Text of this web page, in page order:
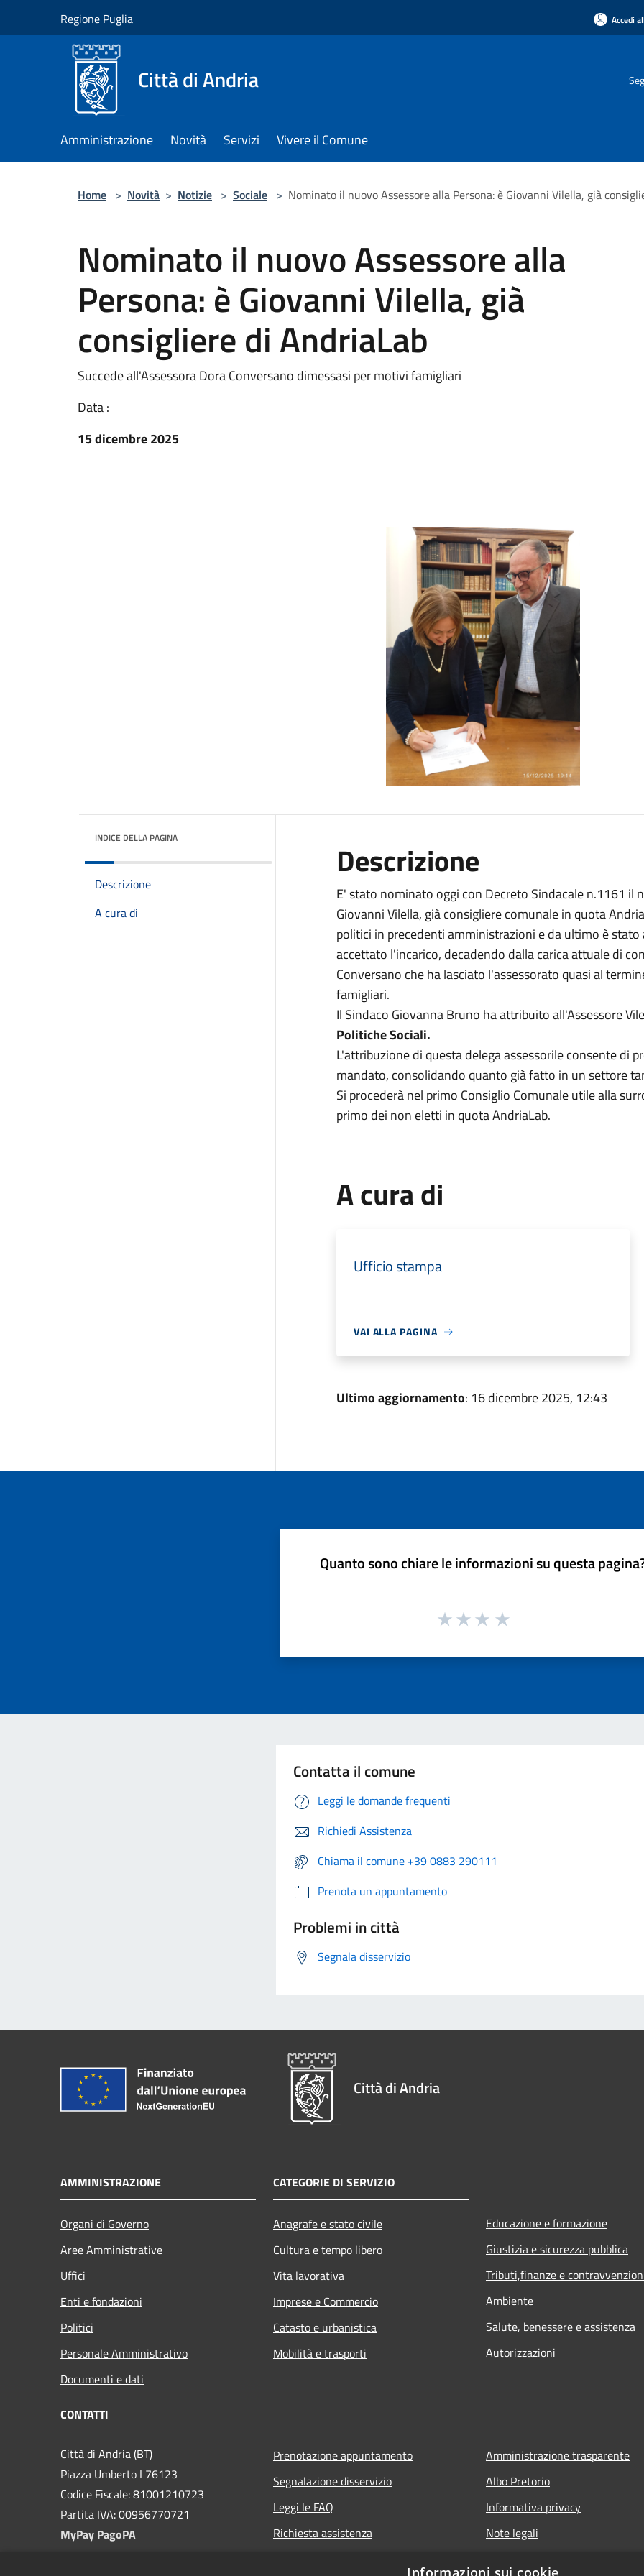
Regione Puglia Accedi
Città di Andria
Amministrazione Novità Servizi Vivere il Comune
Home > Novità > Notizie > Sociale > Nominato il nuovo Assessore alla Persona: è Giovanni Vilella, già
Nominato il nuovo Assessore alla
Persona: è Giovanni Vilella, già
consigliere di AndriaLab
Succede all'Assessora Dora Conversano dimessasi per motivi famigliari
Data :
15 dicembre 2025
INDICE DELLA PAGINA
Descrizione
A cura di
Descrizione
E' stato nominato oggi con Decreto Sindacale n.1161 il
Giovanni Vilella, già consigliere comunale in quota
politici in precedenti amministrazioni e da ultimo è
accettato l'incarico, decadendo dalla carica attuale di
Conversano che ha lasciato l'assessorato quasi al
famigliari.
Il Sindaco Giovanna Bruno ha attribuito all'Assessore
Politiche Sociali.
L'attribuzione di questa delega assessorile consente di
mandato, consolidando quanto già fatto in un settore
Si procederà nel primo Consiglio Comunale utile alla
primo dei non eletti in quota AndriaLab.
A cura di
Ufficio stampa
VAI ALLA PAGINA
Ultimo aggiornamento: 16 dicembre 2025, 12:43
Quanto sono chiare le informazioni su questa
Contatta il comune
Leggi le domande frequenti
Richiedi Assistenza
Chiama il comune +39 0883 290111
Prenota un appuntamento
Problemi in città
Segnala disservizio
Città di Andria
AMMINISTRAZIONE
Organi di Governo
Aree Amministrative
Uffici
Enti e fondazioni
Politici
Personale Amministrativo
Documenti e dati
CATEGORIE DI SERVIZIO
Anagrafe e stato civile
Cultura e tempo libero
Vita lavorativa
Imprese e Commercio
Catasto e urbanistica
Mobilità e trasporti
Educazione e formazione
Giustizia e sicurezza pubblica
Tributi,finanze e
Ambiente
Salute, benessere e assistenza
Autorizzazioni
CONTATTI
Città di Andria (BT)
Piazza Umberto I 76123
Codice Fiscale: 81001210723
Partita IVA: 00956770721
MyPay PagoPA
Prenotazione appuntamento
Segnalazione disservizio
Leggi le FAQ
Richiesta assistenza
Amministrazione trasparente
Albo Pretorio
Informativa privacy
Note legali
Informazioni sui cookie